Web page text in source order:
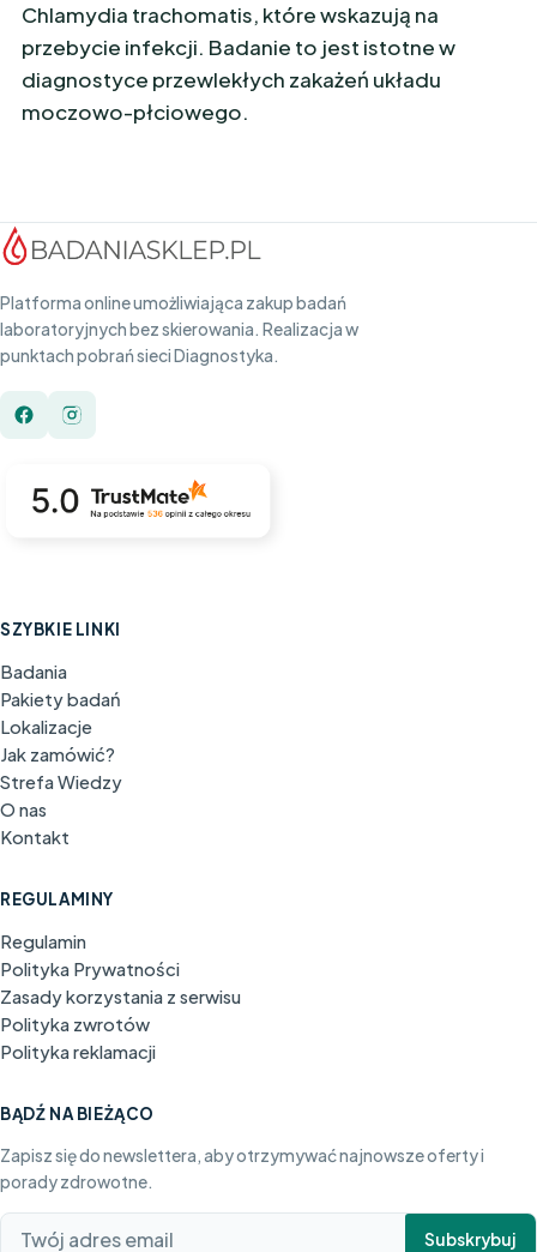
Chlamydia trachomatis, które wskazują na
przebycie infekcji. Badanie to jest istotne w
diagnostyce przewlekłych zakażeń układu
moczowo-płciowego.
Platforma online umożliwiająca zakup badań
laboratoryjnych bez skierowania. Realizacja w
punktach pobrań sieci Diagnostyka.
SZYBKIE LINKI
Badania
Pakiety badań
Lokalizacje
Jak zamówić?
Strefa Wiedzy
O nas
Kontakt
REGULAMINY
Regulamin
Polityka Prywatności
Zasady korzystania z serwisu
Polityka zwrotów
Polityka reklamacji
BĄDŹ NA BIEŻĄCO
Zapisz się do newslettera, aby otrzymywać najnowsze oferty i
porady zdrowotne.
Subskrybuj